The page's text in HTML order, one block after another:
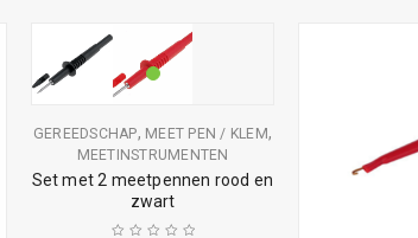
GEREEDSCHAP, MEET PEN / KLEM,
MEETINSTRUMENTEN
Set met 2 meetpennen rood en
zwart